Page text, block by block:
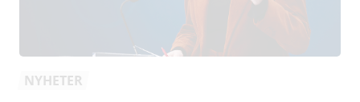
NYHETER